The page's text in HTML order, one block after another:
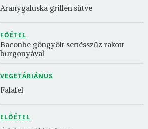
Aranygaluska grillen sütve
FŐÉTEL
Baconbe göngyölt sertésszűz rakott
burgonyával
VEGETÁRIÁNUS
Falafel
ELŐÉTEL